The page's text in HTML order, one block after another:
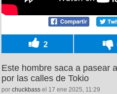
2
Este hombre saca a pasear
por las calles de Tokio
por chuckbass el 17 ene 2025, 11:29